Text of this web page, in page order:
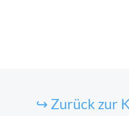
↪ Zurück zur